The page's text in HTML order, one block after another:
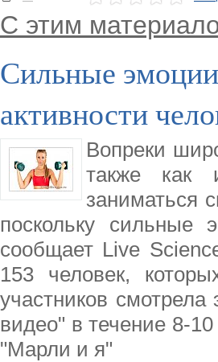
С этим
Сильные
активности
Вопреки
также как
заниматься
поскольку сильные
сообщает Live
153 человек,
участников
видео" в течение 8-
"Марли и я"